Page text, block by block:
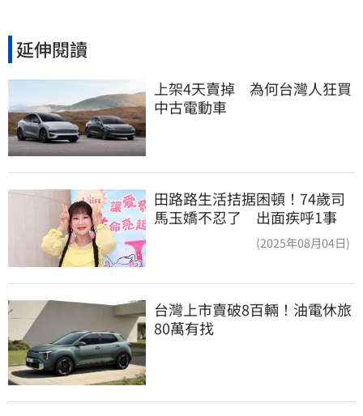
延伸閱讀
上架4天賣掉　為何台灣人狂買
中古電動車
田路路生活拮据困頓！74歲司
馬玉嬌不忍了 出面疾呼1事
(2025年08月04日)
台灣上市賣破8百輛！油電休旅
80萬有找